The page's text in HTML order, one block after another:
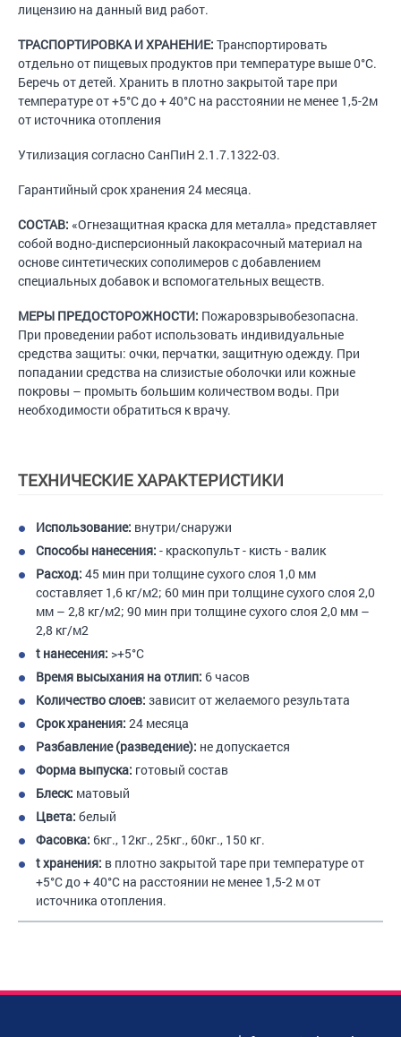
лицензию на данный вид работ.
ТРАСПОРТИРОВКА И ХРАНЕНИЕ: Транспортировать
отдельно от пищевых продуктов при температуре выше 0°С.
Беречь от детей. Хранить в плотно закрытой таре при
температуре от +5°С до + 40°С на расстоянии не менее 1,5-2м
от источника отопления
Утилизация согласно СанПиН 2.1.7.1322-03.
Гарантийный срок хранения 24 месяца.
СОСТАВ: «Огнезащитная краска для металла» представляет
собой водно-дисперсионный лакокрасочный материал на
основе синтетических сополимеров с добавлением
специальных добавок и вспомогательных веществ.
МЕРЫ ПРЕДОСТОРОЖНОСТИ: Пожаровзрывобезопасна.
При проведении работ использовать индивидуальные
средства защиты: очки, перчатки, защитную одежду. При
попадании средства на слизистые оболочки или кожные
покровы – промыть большим количеством воды. При
необходимости обратиться к врачу.
ТЕХНИЧЕСКИЕ ХАРАКТЕРИСТИКИ
Использование: внутри/снаружи
Способы нанесения: - краскопульт - кисть - валик
Расход: 45 мин при толщине сухого слоя 1,0 мм
составляет 1,6 кг/м2; 60 мин при толщине сухого слоя 2,0
мм – 2,8 кг/м2; 90 мин при толщине сухого слоя 2,0 мм –
2,8 кг/м2
t нанесения: >+5°С
Время высыхания на отлип: 6 часов
Количество слоев: зависит от желаемого результата
Срок хранения: 24 месяца
Разбавление (разведение): не допускается
Форма выпуска: готовый состав
Блеск: матовый
Цвета: белый
Фасовка: 6кг., 12кг., 25кг., 60кг., 150 кг.
t хранения: в плотно закрытой таре при температуре от
+5°С до + 40°С на расстоянии не менее 1,5-2 м от
источника отопления.